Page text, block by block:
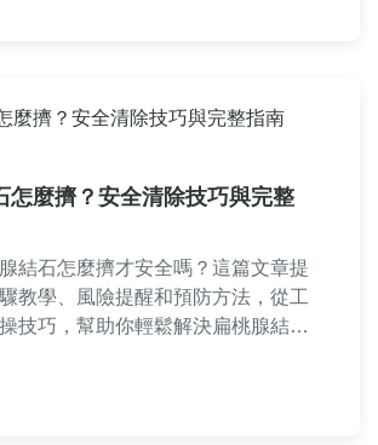
怎麼擠？安全清除技巧與完整
結石怎麼擠才安全嗎？這篇文章提
教學、風險提醒和預防方法，從工
技巧，幫助你輕鬆解決扁桃腺結石
健康。